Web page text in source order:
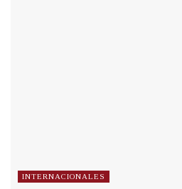
INTERNACIONALES